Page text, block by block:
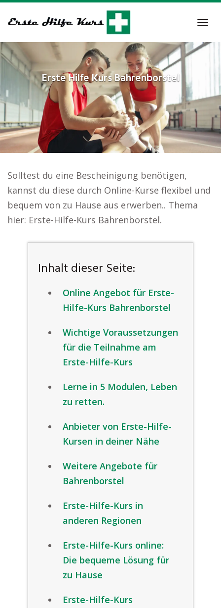
to
content
Erste Hilfe KursBahrenborstel
Solltest du eine Bescheinigung benötigen,
kannst du diese durch Online-Kurse flexibel und
bequem von zu Hause aus erwerben.. Thema
hier: Erste-Hilfe-Kurs Bahrenborstel.
Inhalt dieser Seite:
Online Angebot für Erste-
Hilfe-Kurs Bahrenborstel
Wichtige Voraussetzungen
für die Teilnahme am
Erste-Hilfe-Kurs
Lerne in 5 Modulen, Leben
zu retten.
Anbieter von Erste-Hilfe-
Kursen in deiner Nähe
Weitere Angebote für
Bahrenborstel
Erste-Hilfe-Kurs in
anderen Regionen
Erste-Hilfe-Kurs online:
Die bequeme Lösung für
zu Hause
Erste-Hilfe-Kurs